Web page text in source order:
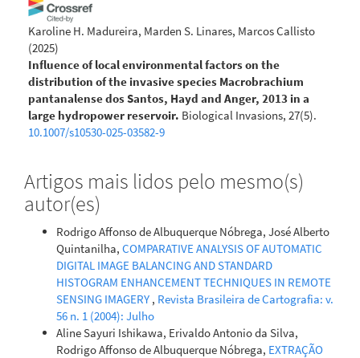
Karoline H. Madureira, Marden S. Linares, Marcos Callisto
(2025)
Influence of local environmental factors on the
distribution of the invasive species Macrobrachium
pantanalense dos Santos, Hayd and Anger, 2013 in a
large hydropower reservoir. Biological Invasions, 27(5).
10.1007/s10530-025-03582-9
Nero M.A.(2025-01-06)
Analysis of the Evolution of Deforestation in the Cerrado
Biome in the State of Minas Gerais using the DETER
System and Images from the Amazônia-1 Satellite.
Revista De Geociencias do Nordeste, 11(1), 866-878.
10.21680/2447-3359.2025v11n1ID39648
Artigos mais lidos pelo mesmo(s)
autor(es)
Rodrigo Affonso de Albuquerque Nóbrega, José Alberto
Quintanilha, COMPARATIVE ANALYSIS OF AUTOMATIC
DIGITAL IMAGE BALANCING AND STANDARD
HISTOGRAM ENHANCEMENT TECHNIQUES IN REMOTE
SENSING IMAGERY , Revista Brasileira de Cartografia: v.
56 n. 1 (2004): Julho
Aline Sayuri Ishikawa, Erivaldo Antonio da Silva,
Rodrigo Affonso de Albuquerque Nóbrega, EXTRAÇÃO